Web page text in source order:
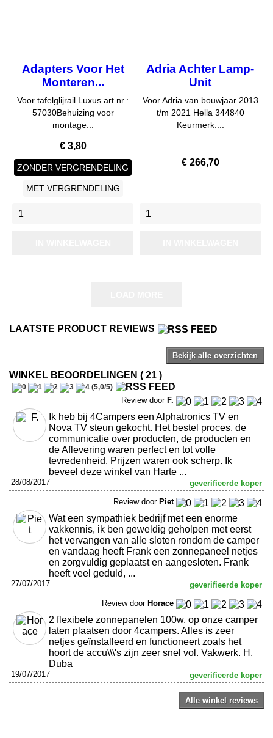
Adapters Voor Het
Monteren...
Voor tafelglijrail Luxus art.nr.:
57030Behuizing voor
montage...
Prijs
€ 3,80
ZONDER VERGRENDELING
MET VERGRENDELING
Adria Achter Lamp-
Unit
Voor Adria van bouwjaar 2013
t/m 2021 Hella 344840
Keurmerk:...
Prijs
€ 266,70
LAATSTE PRODUCT REVIEWS
Bekijk alle overzichten
WINKEL BEOORDELINGEN ( 21 )
(5,0/5)
Review door F.
Ik heb bij 4Campers een Alphatronics TV en
Nova TV steun gekocht. Het bestel proces, de
communicatie over producten, de producten en
de Aflevering waren perfect en tot volle
tevredenheid. Prijzen waren ook scherp. Ik
beveel deze winkel van Harte ...
28/08/2017
geverifieerde koper
Review door Piet
Wat een sympathiek bedrijf met een enorme
vakkennis, ik ben geweldig geholpen met eerst
het vervangen van alle sloten rondom de camper
en vandaag heeft Frank een zonnepaneel netjes
en zorgvuldig geplaatst en aangesloten. Frank
heeft veel geduld, ...
27/07/2017
geverifieerde koper
Review door Horace
2 flexibele zonnepanelen 100w. op onze camper
laten plaatsen door 4campers. Alles is zeer
netjes geïnstalleerd en functioneert zoals het
hoort de accu\\\'s zijn zeer snel vol. Vakwerk. H.
Duba
19/07/2017 geverifieerde koper
Alle winkel reviews